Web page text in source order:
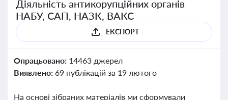
Діяльність антикорупційних органів
НАБУ, САП, НАЗК, ВАКС
ЕКСПОРТ
Опрацьовано: 14463 джерел
Виявлено: 69 публікацій за 19 лютого
На основі зібраних матеріалів ми сформували